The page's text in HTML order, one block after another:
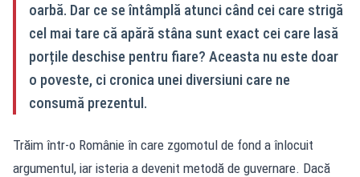
oarbă. Dar ce se întâmplă atunci când cei care strigă
cel mai tare că apără stâna sunt exact cei care lasă
porțile deschise pentru fiare? Aceasta nu este doar
o poveste, ci cronica unei diversiuni care ne
consumă prezentul.
Trăim într-o Românie în care zgomotul de fond a înlocuit
argumentul, iar isteria a devenit metodă de guvernare. Dacă